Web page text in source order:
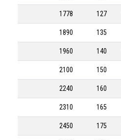
1778 127
1890 135
1960 140
2100 150
2240 160
2310 165
2450 175